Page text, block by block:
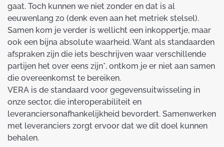
gaat. Toch kunnen we niet zonder en dat is al
eeuwenlang zo (denk even aan het metriek stelsel).
Samen kom je verder is wellicht een inkoppertje, maar
ook een bijna absolute waarheid. Want als standaarden
afspraken zijn die iets beschrijven waar verschillende
partijen het over eens zijn*, ontkom je er niet aan samen
die overeenkomst te bereiken.
VERA is de standaard voor gegevensuitwisseling in
onze sector, die interoperabiliteit en
leveranciersonafhankelijkheid bevordert. Samenwerken
met leveranciers zorgt ervoor dat we dit doel kunnen
behalen.